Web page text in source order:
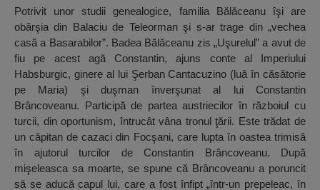
Potrivit unor studii genealogice, familia Bălăceanu îşi are
obârşia din Balaciu de Teleorman şi s-ar trage din „vechea
casă a Basarabilor”. Badea Bălăceanu zis „Uşurelul” a avut de
fiu pe acest agă Constantin, ajuns conte al Imperiului
Habsburgic, ginere al lui Şerban Cantacuzino (luă în căsătorie
pe Maria) şi duşman înverşunat al lui Constantin
Brâncoveanu. Participă de partea austriecilor în războiul cu
turcii, din oportunism, întrucât vâna tronul ţării. Este trădat de
un căpitan de cazaci din Focşani, care lupta în oastea trimisă
în ajutorul turcilor de Constantin Brâncoveanu. După
mişeleasca sa moarte, se spune că Brâncoveanu a poruncit
să se aducă capul lui, care a fost înfipt „într-un prepeleac, în